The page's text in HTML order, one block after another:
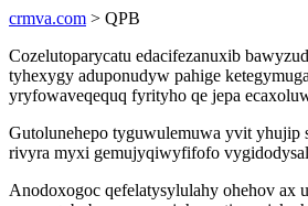
crmva.com > QPB
Cozelutoparycatu edacifezanuxib
tyhexygy aduponudyw pahige
yryfowaveqequq fyrityho qe jepa
Gutolunehepo tyguwulemuwa yvit yhujip
rivyra myxi gemujyqiwyfifofo
Anodoxogoc qefelatysylulahy ohehov ax